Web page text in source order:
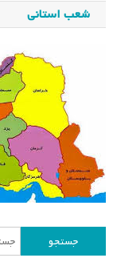
شعب استانی
جستجو
برای: